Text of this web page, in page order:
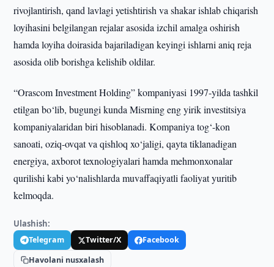
rivojlantirish, qand lavlagi yetishtirish va shakar ishlab chiqarish
loyihasini belgilangan rejalar asosida izchil amalga oshirish
hamda loyiha doirasida bajariladigan keyingi ishlarni aniq reja
asosida olib borishga kelishib oldilar.
“Orascom Investment Holding” kompaniyasi 1997-yilda tashkil
etilgan bo‘lib, bugungi kunda Misrning eng yirik investitsiya
kompaniyalaridan biri hisoblanadi. Kompaniya tog‘-kon
sanoati, oziq-ovqat va qishloq xo‘jaligi, qayta tiklanadigan
energiya, axborot texnologiyalari hamda mehmonxonalar
qurilishi kabi yo‘nalishlarda muvaffaqiyatli faoliyat yuritib
kelmoqda.
Ulashish:
Telegram Twitter/X
Facebook
Havolani nusxalash